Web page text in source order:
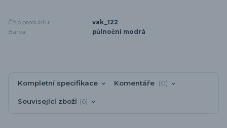
Číslo produktu:
vak_122
Barva:
půlnoční modrá
Kompletní specifikace Komentáře 0
Související zboží 6